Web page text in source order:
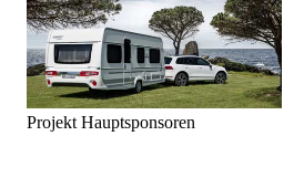
Projekt Hauptsponsoren